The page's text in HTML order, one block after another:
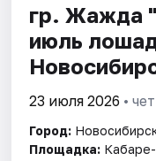
Города
Площадки
Артисты
Рейтинги
гр. Жажда
июль
23 июля 2026 •
Город:
Площадка: